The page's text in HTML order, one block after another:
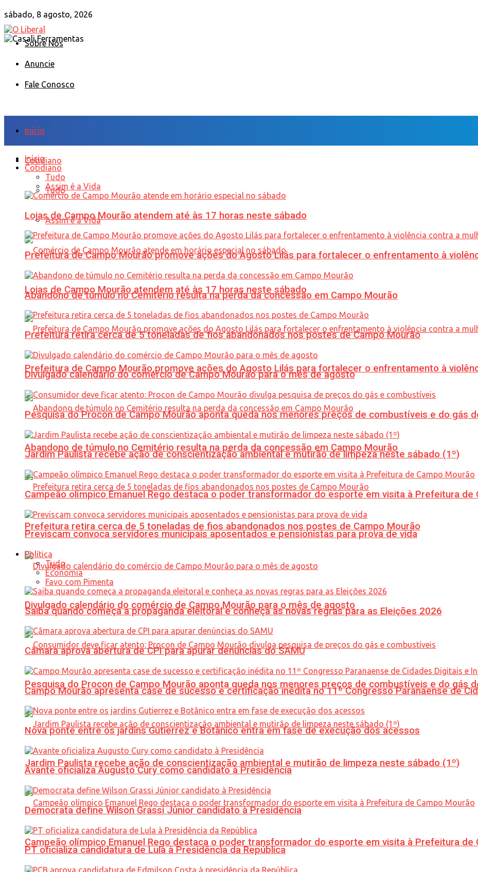
sábado, 8 agosto, 2026
Sobre Nós
Anuncie
Fale Conosco
Início
Cotidiano
Tudo
Assim é a Vida
Lojas de Campo Mourão atendem até às 17 horas neste sábado
Prefeitura de Campo Mourão promove ações do Agosto Lilás para fortalecer o enfrentamento à
Abandono de túmulo no Cemitério resulta na perda da concessão em Campo Mourão
Prefeitura retira cerca de 5 toneladas de fios abandonados nos postes de Campo Mourão
Divulgado calendário do comércio de Campo Mourão para o mês de agosto
Pesquisa do Procon de Campo Mourão aponta queda nos menores preços de combustíveis e do gás
Jardim Paulista recebe ação de conscientização ambiental e mutirão de limpeza neste sábado (1º)
Campeão olímpico Emanuel Rego destaca o poder transformador do esporte em visita à Prefeitura de
Início
Cotidiano
Tudo
Assim é a Vida
Lojas de Campo Mourão atendem até às 17 horas neste sábado
Prefeitura de Campo Mourão promove ações do Agosto Lilás para fortalecer o enfrentamento à
Abandono de túmulo no Cemitério resulta na perda da concessão em Campo Mourão
Prefeitura retira cerca de 5 toneladas de fios abandonados nos postes de Campo Mourão
Divulgado calendário do comércio de Campo Mourão para o mês de agosto
Pesquisa do Procon de Campo Mourão aponta queda nos menores preços de combustíveis e do gás
Jardim Paulista recebe ação de conscientização ambiental e mutirão de limpeza neste sábado (1º)
Campeão olímpico Emanuel Rego destaca o poder transformador do esporte em visita à Prefeitura de
Previscam convoca servidores municipais aposentados e pensionistas para prova de vida
Política
Tudo
Economia
Favo com Pimenta
Saiba quando começa a propaganda eleitoral e conheça as novas regras para as Eleições 2026
Câmara aprova abertura de CPI para apurar denúncias do SAMU
Campo Mourão apresenta case de sucesso e certificação inédita no 11º Congresso Paranaense de
Nova ponte entre os jardins Gutierrez e Botânico entra em fase de execução dos acessos
Avante oficializa Augusto Cury como candidato à Presidência
Democrata define Wilson Grassi Júnior candidato à Presidência
PT oficializa candidatura de Lula à Presidência da República